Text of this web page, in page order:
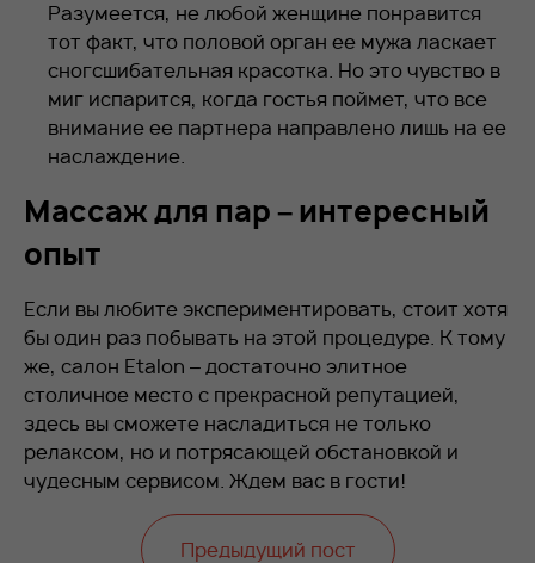
Разумеется, не любой женщине понравится
тот факт, что половой орган ее мужа ласкает
сногсшибательная красотка. Но это чувство в
миг испарится, когда гостья поймет, что все
внимание ее партнера направлено лишь на ее
наслаждение.
Массаж для пар – интересный
опыт
Если вы любите экспериментировать, стоит хотя
бы один раз побывать на этой процедуре. К тому
же, салон Etalon – достаточно элитное
столичное место с прекрасной репутацией,
здесь вы сможете насладиться не только
релаксом, но и потрясающей обстановкой и
чудесным сервисом. Ждем вас в гости!
Предыдущий пост